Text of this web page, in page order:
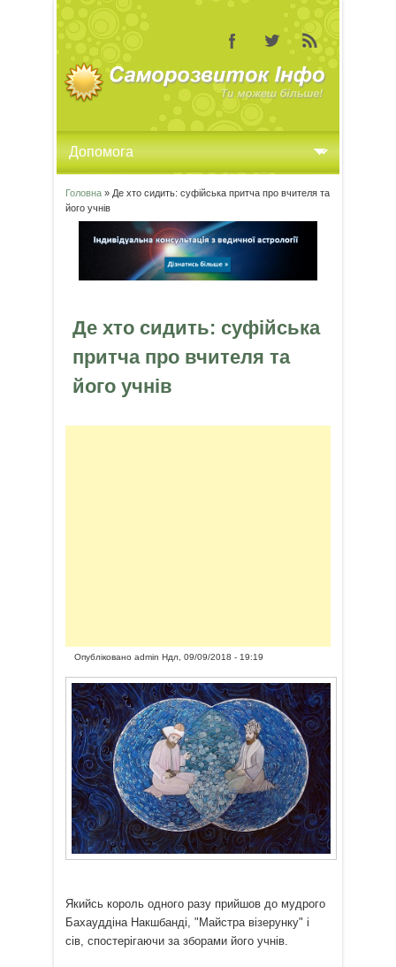
Ви є тут
Головна» Де хто сидить: суфійська притча про вчителя та
його учнів
Де хто сидить: суфійська
притча про вчителя та
його учнів
Опублікованоadmin Ндл, 09/09/2018 - 19:19
Якийсь король одного разу прийшов до мудрого
Бахауддіна Накшбанді, "Майстра візерунку" і
сів, спостерігаючи за зборами його учнів.